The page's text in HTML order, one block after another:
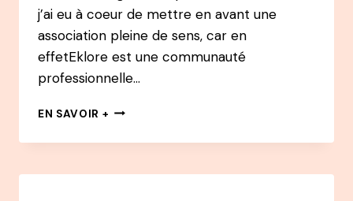
j’ai eu à coeur de mettre en avant une
association pleine de sens, car en
effetEklore est une communauté
professionnelle…
EN SAVOIR + 139
–
THOMAS